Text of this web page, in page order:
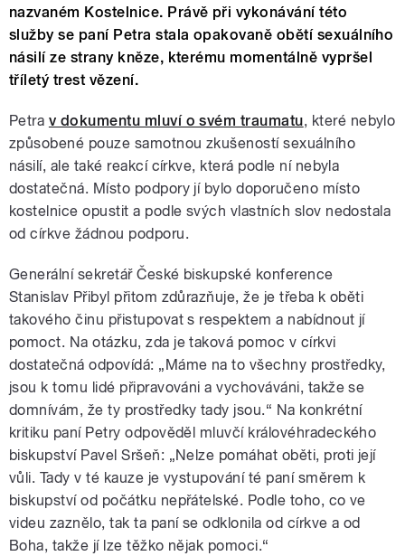
nazvaném Kostelnice. Právě při vykonávání této
služby se paní Petra stala opakovaně obětí sexuálního
násilí ze strany kněze, kterému momentálně vypršel
tříletý trest vězení.
Petra v dokumentu mluví o svém traumatu, které nebylo
způsobené pouze samotnou zkušeností sexuálního
násilí, ale také reakcí církve, která podle ní nebyla
dostatečná. Místo podpory jí bylo doporučeno místo
kostelnice opustit a podle svých vlastních slov nedostala
od církve žádnou podporu.
Generální sekretář České biskupské konference
Stanislav Přibyl přitom zdůrazňuje, že je třeba k oběti
takového činu přistupovat s respektem a nabídnout jí
pomoct. Na otázku, zda je taková pomoc v církvi
dostatečná odpovídá: „Máme na to všechny prostředky,
jsou k tomu lidé připravováni a vychováváni, takže se
domnívám, že ty prostředky tady jsou.“ Na konkrétní
kritiku paní Petry odpověděl mluvčí královéhradeckého
biskupství Pavel Sršeň: „Nelze pomáhat oběti, proti její
vůli. Tady v té kauze je vystupování té paní směrem k
biskupství od počátku nepřátelské. Podle toho, co ve
videu zaznělo, tak ta paní se odklonila od církve a od
Boha, takže jí lze těžko nějak pomoci.“